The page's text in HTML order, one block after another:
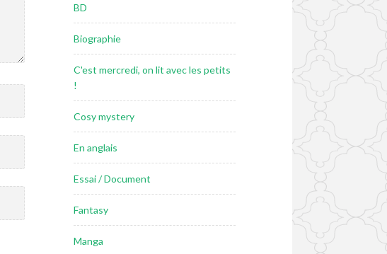
BD
Biographie
C'est mercredi, on lit avec les petits
!
Cosy mystery
En anglais
Essai / Document
Fantasy
Manga